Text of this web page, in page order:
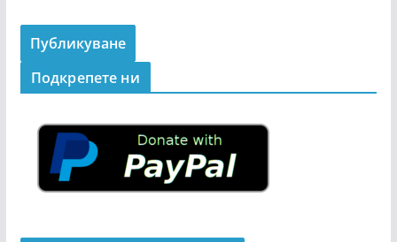
Подкрепeте ни